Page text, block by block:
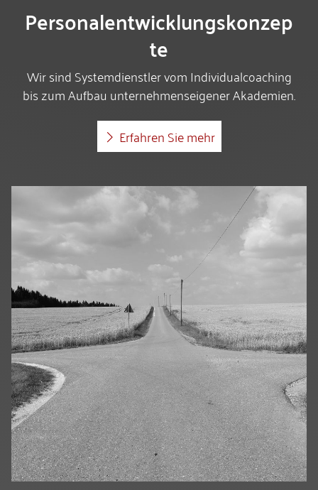
Personalentwicklungskonzep
te
Wir sind Systemdienstler vom Individualcoaching
bis zum Aufbau unternehmenseigener Akademien.
Erfahren Sie mehr